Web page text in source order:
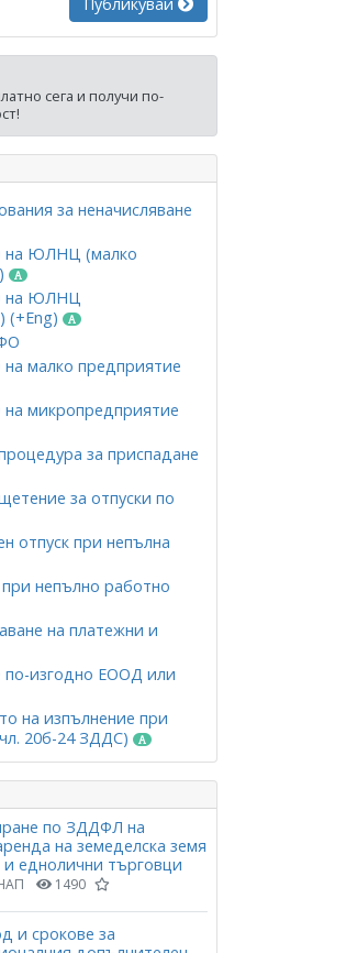
сега и получи по-
за неначисляване
на ЮЛНЦ (малко
на ЮЛНЦ
(+Eng)
малко предприятие
микропредприятие
за приспадане
за отпуски по
отпуск при непълна
непълно работно
на платежни и
по-изгодно ЕООД или
на изпълнение при
20б-24 ЗДДС)
по ЗДДФЛ на
на земеделска земя
еднолични търговци
1490
и срокове за